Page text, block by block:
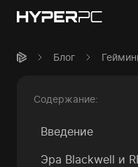
Блог
Содержание:
Введение
Эра Blackwell и